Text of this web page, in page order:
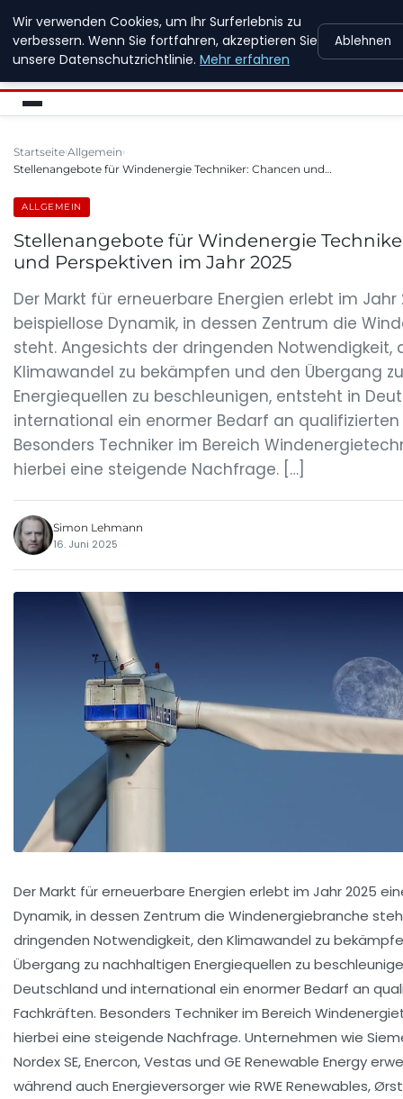
NEW ENERGY JOBS
Startseite Allgemein
Stellenangebote für Windenergie Techniker: Chancen und…
ALLGEMEIN
Stellenangebote für Windenergie
und Perspektiven im Jahr 2025
Der Markt für erneuerbare Energien erlebt im Jahr
beispiellose Dynamik, in dessen Zentrum die
steht. Angesichts der dringenden Notwendigkeit,
Klimawandel zu bekämpfen und den Übergang
Energiequellen zu beschleunigen, entsteht in
international ein enormer Bedarf an qualifizierten
Besonders Techniker im Bereich
hierbei eine steigende Nachfrage. […]
Simon Lehmann
16. Juni 2025
Der Markt für erneuerbare Energien erlebt im Jahr 2025
Dynamik, in dessen Zentrum die Windenergiebranche
dringenden Notwendigkeit, den Klimawandel zu
Übergang zu nachhaltigen Energiequellen zu
Deutschland und international ein enormer Bedarf an
Fachkräften. Besonders Techniker im Bereich
hierbei eine steigende Nachfrage. Unternehmen wie
Nordex SE, Enercon, Vestas und GE Renewable Energy
während auch Energieversorger wie RWE Renewables,
Wir verwenden Cookies, um Ihr Surferlebnis zu
verbessern. Wenn Sie fortfahren, akzeptieren Sie
unsere Datenschutzrichtlinie. Mehr erfahren
Ablehnen